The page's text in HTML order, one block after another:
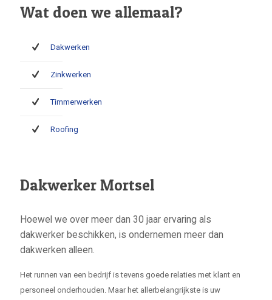
Wat doen we allemaal?
Dakwerken
Zinkwerken
Timmerwerken
Roofing
Dakwerker Mortsel
Hoewel we over meer dan 30 jaar ervaring als
dakwerker beschikken, is ondernemen meer dan
dakwerken alleen.
Het runnen van een bedrijf is tevens goede relaties met klant en
personeel onderhouden. Maar het allerbelangrijkste is uw